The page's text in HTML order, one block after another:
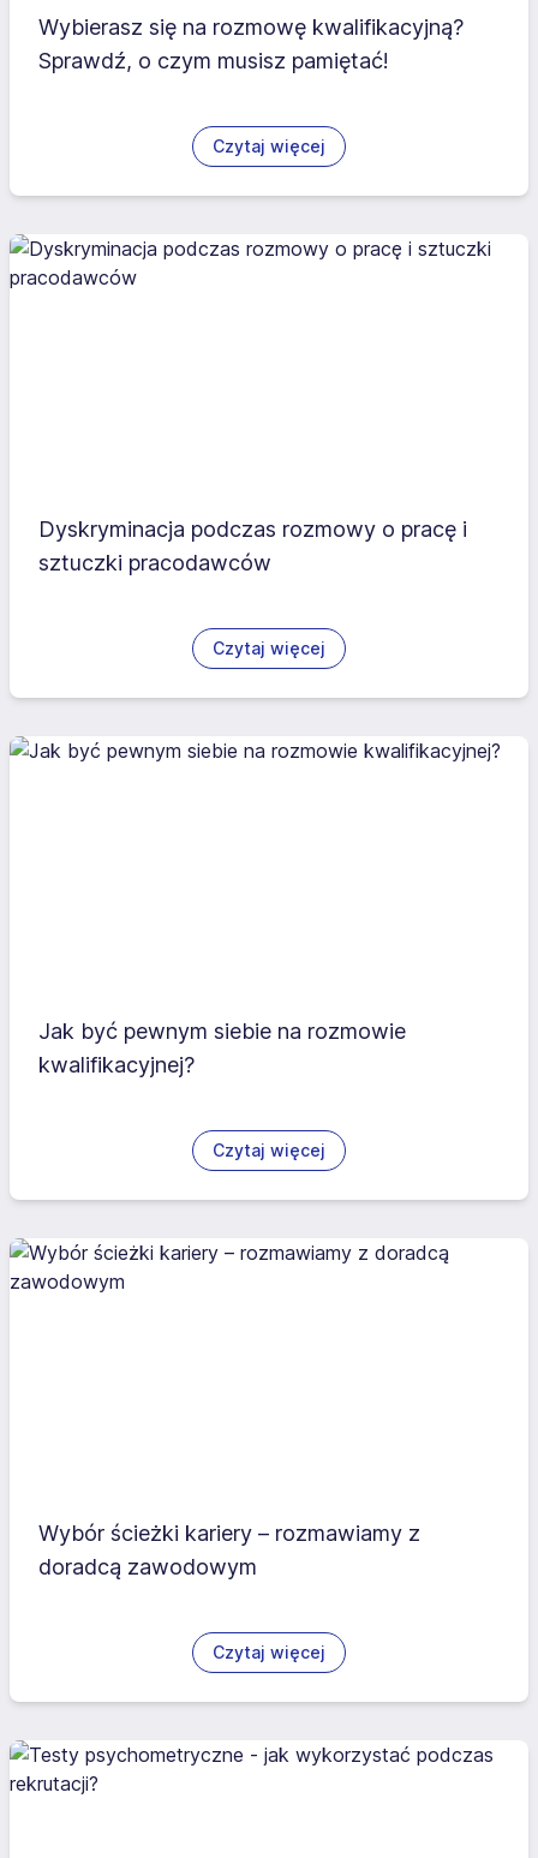
Wybierasz się na rozmowę kwalifikacyjną?
Sprawdź, o czym musisz pamiętać!
Czytaj więcej
Dyskryminacja podczas rozmowy o pracę i
sztuczki pracodawców
Czytaj więcej
Jak być pewnym siebie na rozmowie
kwalifikacyjnej?
Czytaj więcej
Wybór ścieżki kariery – rozmawiamy z
doradcą zawodowym
Czytaj więcej